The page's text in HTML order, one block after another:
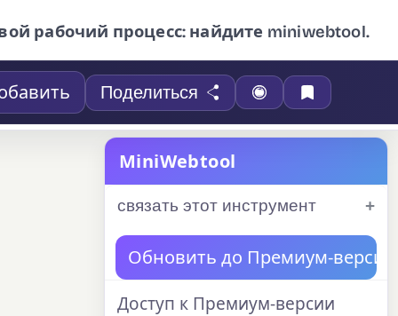
рабочий процесс: найдите miniwebtool.
Поделиться
MiniWebtool
связать этот инструмент
Обновить до Премиум-версии
Доступ к Премиум-версии